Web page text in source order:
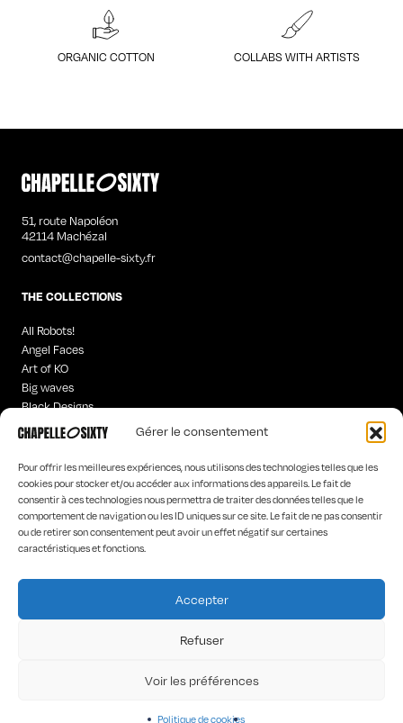
Gérer le consentement
Pour offrir les meilleures expériences, nous utilisons des technologies telles que les
cookies pour stocker et/ou accéder aux informations des appareils. Le fait de
consentir à ces technologies nous permettra de traiter des données telles que le
comportement de navigation ou les ID uniques sur ce site. Le fait de ne pas consentir
ou de retirer son consentement peut avoir un effet négatif sur certaines
caractéristiques et fonctions.
Accepter
Refuser
Voir les préférences
Politique de cookies
ORGANIC COTTON COLLABS WITH ARTISTS
51, route Napoléon
42114 Machézal
contact@chapelle-sixty.fr
THE COLLECTIONS
All Robots!
Angel Faces
Art of KO
Big waves
Black Designs
Curious Words
Hyperchrome homme
Old is
Poetic Worlds
Rock’n Words
“Tar-“hot”
The Dancers
The Stranges